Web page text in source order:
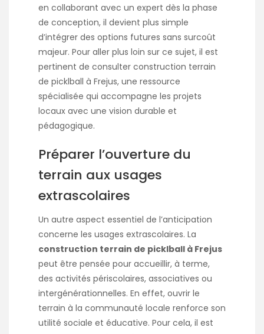
en collaborant avec un expert dès la phase
de conception, il devient plus simple
d’intégrer des options futures sans surcoût
majeur. Pour aller plus loin sur ce sujet, il est
pertinent de consulter construction terrain
de picklball à Frejus, une ressource
spécialisée qui accompagne les projets
locaux avec une vision durable et
pédagogique.
Préparer l’ouverture du
terrain aux usages
extrascolaires
Un autre aspect essentiel de l’anticipation
concerne les usages extrascolaires. La
construction terrain de picklball à Frejus
peut être pensée pour accueillir, à terme,
des activités périscolaires, associatives ou
intergénérationnelles. En effet, ouvrir le
terrain à la communauté locale renforce son
utilité sociale et éducative. Pour cela, il est